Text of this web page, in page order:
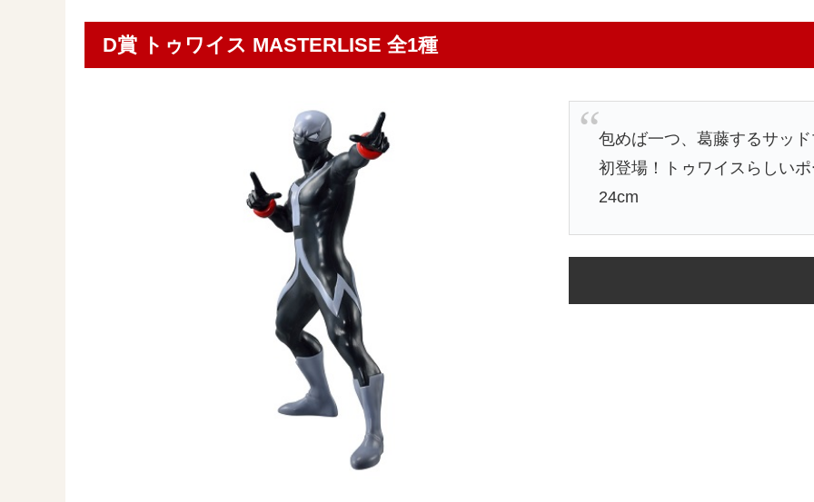
D賞 トゥワイス MASTERLISE 全1種
包めば一つ、葛藤するサッ
初登場！トゥワイスらしい
24cm